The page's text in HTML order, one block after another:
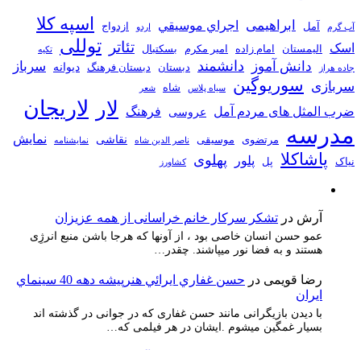
آب گرم آمل ابراهیمی اجراي موسيقي اردو ازدواج اسپه کلا
اسک الیمستان امام زاده امیر مکرم بسکتبال تئاتر توللی تکیه
جاده هراز دانش آموز دانشمند دبستان دبستان فرهنگ دیوانه
سرباز
سربازی
سوریوگین سیاه پلاس شاه شعر
ضرب المثل های مردم آمل عروسی فرهنگ لار لاریجان
مدرسه مرتضوی موسیقی ناصر الدین شاه نقاشی نمايشنامه نمایش
نیاک پاشاکلا پل پلور پهلوی کشاورز
آرش در تشکر سرکار خانم خراسانی از همه عزیزان
عمو حسن انسان خاصی بود ، از آونها که هرجا باشن منبع انرژِی
هستند و به فضا نور میپاشند. چقدر…
رضا قویمی در
حسن غفاري ايرائي هنرپيشه دهه 40 سينماي
ايران
با دیدن بازیگرانی مانند حسن غفاری که در جوانی در گذشته اند
بسیار غمگین میشوم .ایشان در هر فیلمی که…